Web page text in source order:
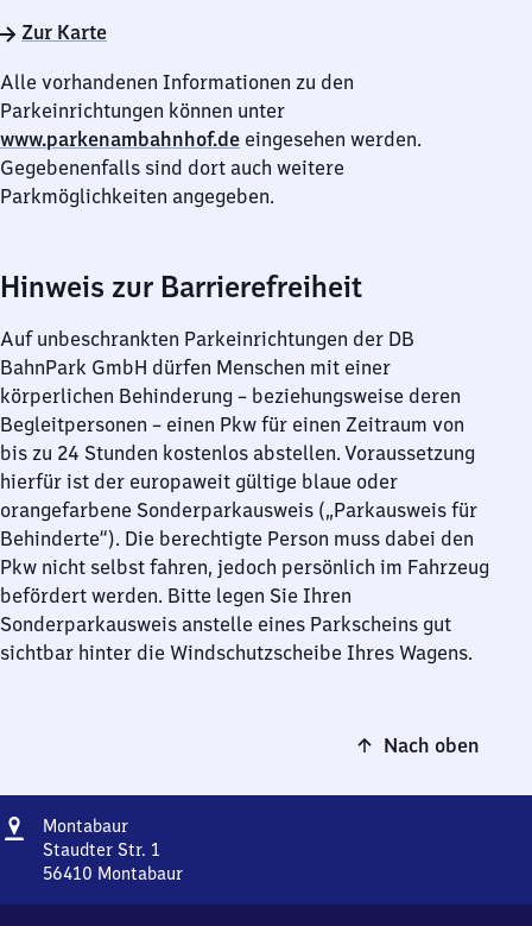
Zur Karte
Alle vorhandenen Informationen zu den
Parkeinrichtungen können unter
www.parkenambahnhof.de eingesehen werden.
Gegebenenfalls sind dort auch weitere
Parkmöglichkeiten angegeben.
Hinweis zur Barrierefreiheit
Auf unbeschrankten Parkeinrichtungen der DB
BahnPark GmbH dürfen Menschen mit einer
körperlichen Behinderung – beziehungsweise deren
Begleitpersonen – einen Pkw für einen Zeitraum von
bis zu 24 Stunden kostenlos abstellen. Voraussetzung
hierfür ist der europaweit gültige blaue oder
orangefarbene Sonderparkausweis („Parkausweis für
Behinderte“). Die berechtigte Person muss dabei den
Pkw nicht selbst fahren, jedoch persönlich im Fahrzeug
befördert werden. Bitte legen Sie Ihren
Sonderparkausweis anstelle eines Parkscheins gut
sichtbar hinter die Windschutzscheibe Ihres Wagens.
Nach oben
Adresse
MontabaurMontabaur
Staudter Str. 1
56410 Montabaur